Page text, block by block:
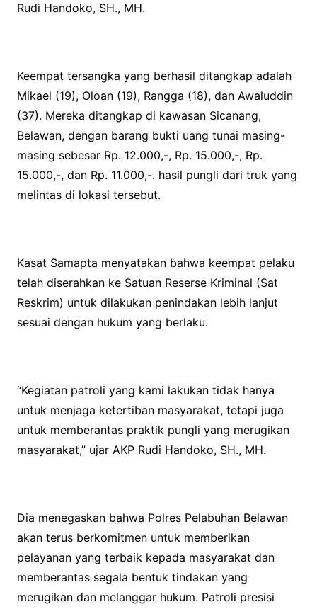
Rudi Handoko, SH., MH.
Keempat tersangka yang berhasil ditangkap adalah
Mikael (19), Oloan (19), Rangga (18), dan Awaluddin
(37). Mereka ditangkap di kawasan Sicanang,
Belawan, dengan barang bukti uang tunai masing-
masing sebesar Rp. 12.000,-, Rp. 15.000,-, Rp.
15.000,-, dan Rp. 11.000,-. hasil pungli dari truk yang
melintas di lokasi tersebut.
Kasat Samapta menyatakan bahwa keempat pelaku
telah diserahkan ke Satuan Reserse Kriminal (Sat
Reskrim) untuk dilakukan penindakan lebih lanjut
sesuai dengan hukum yang berlaku.
“Kegiatan patroli yang kami lakukan tidak hanya
untuk menjaga ketertiban masyarakat, tetapi juga
untuk memberantas praktik pungli yang merugikan
masyarakat,” ujar AKP Rudi Handoko, SH., MH.
Dia menegaskan bahwa Polres Pelabuhan Belawan
akan terus berkomitmen untuk memberikan
pelayanan yang terbaik kepada masyarakat dan
memberantas segala bentuk tindakan yang
merugikan dan melanggar hukum. Patroli presisi